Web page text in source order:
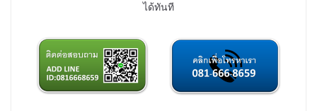
ได้ทันที